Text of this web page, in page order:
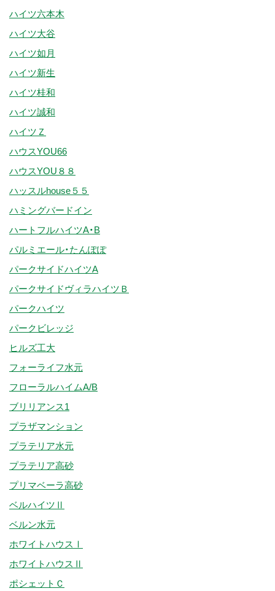
ハイツ六本木
ハイツ大谷
ハイツ如月
ハイツ新生
ハイツ桂和
ハイツ誠和
ハイツＺ
ハウスYOU66
ハウスYOU８８
ハッスルhouse５５
ハミングバードイン
ハートフルハイツA・B
パルミエール・たんぽぽ
パークサイドハイツA
パークサイドヴィラハイツＢ
パークハイツ
パークビレッジ
ヒルズ工大
フォーライフ水元
フローラルハイムA/B
ブリリアンス1
プラザマンション
プラテリア水元
プラテリア高砂
プリマベーラ高砂
ベルハイツⅡ
ベルン水元
ホワイトハウスⅠ
ホワイトハウスⅡ
ポシェットＣ